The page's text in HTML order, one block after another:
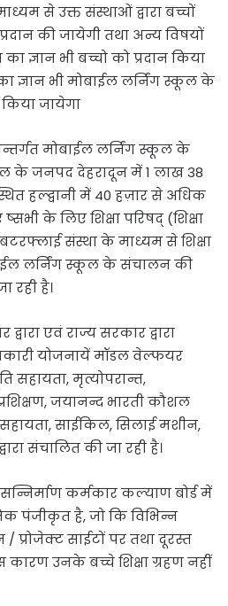
से उक्त संस्थाओं द्वारा बच्चों
की जायेगी तथा अन्य विषयों
ज्ञान भी बच्चो को प्रदान किया
ज्ञान भी मोबाईल लर्निंग स्कूल के
जायेगा
मोबाईल लर्निंग स्कूल के
के जनपद देहरादून में 1 लाख 38
हल्द्वानी में 40 हज़ार से अधिक
के लिए शिक्षा परिषद् (शिक्षा
संस्था के माध्यम से शिक्षा
लर्निंग स्कूल के संचालन की
रही है।
एवं राज्य सरकार द्वारा
योजनायें मॉडल वेल्फयर
सहायता, मृत्योपरान्त,
जयानन्द भारती कौशल
साईकिल, सिलाई मशीन,
संचालित की जा रही है।
कर्मकार कल्याण बोर्ड में
पंजीकृत है, जो कि विभिन्न
प्रोजेक्ट साईटों पर तथा दूरस्त
कारण उनके बच्चे शिक्षा ग्रहण नहीं